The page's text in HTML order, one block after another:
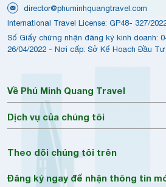
director@phuminhquangtravel.com
International Travel License: GP48- 327/
Số Giấy chứng nhận đăng ký kinh doanh:
26/04/2022 - Nơi cấp: Sở Kế Hoạch Đầu
Về Phú Minh Quang Travel
Dịch vụ của chúng tôi
Theo dõi chúng tôi trên
Đăng ký ngay để nhận thông tin